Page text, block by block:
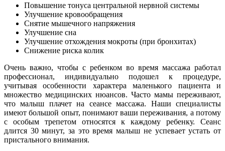
Повышение тонуса центральной нервной системы
Улучшение кровообращения
Снятие мышечного напряжения
Улучшение сна
Улучшение отхождения мокроты (при бронхитах)
Снижение риска колик
Очень важно, чтобы с ребенком во время массажа работал
профессионал, индивидуально подошел к процедуре,
учитывая особенности характера маленького пациента и
множество медицинских нюансов. Часто мамы переживают,
что малыш плачет на сеансе массажа. Наши специалисты
имеют большой опыт, понимают ваши переживания, а потому
с особым трепетом относятся к каждому ребенку. Сеанс
длится 30 минут, за это время малыш не успевает устать от
пристального внимания.